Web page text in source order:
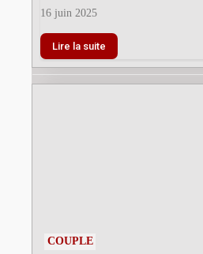
16 juin 2025
Lire la suite
COUPLE